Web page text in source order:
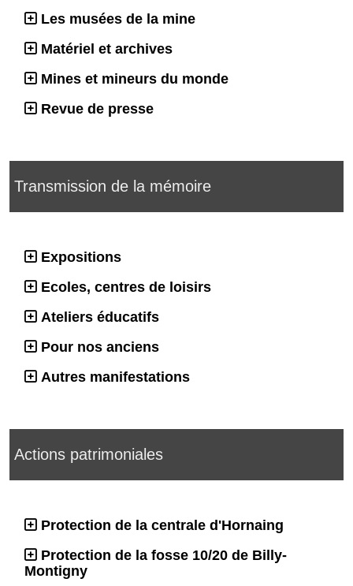
Les musées de la mine
Matériel et archives
Mines et mineurs du monde
Revue de presse
Transmission de la mémoire
Expositions
Ecoles, centres de loisirs
Ateliers éducatifs
Pour nos anciens
Autres manifestations
Actions patrimoniales
Protection de la centrale d'Hornaing
Protection de la fosse 10/20 de Billy-
Montigny